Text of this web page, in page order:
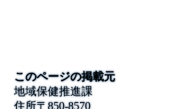
このページの掲載元
地域保健推進課
住所〒850-8570